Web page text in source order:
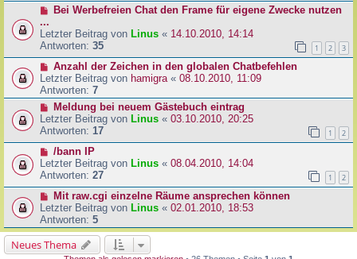
Bei Werbefreien Chat den Frame für eigene Zwecke nutzen
...
Letzter Beitrag von Linus « 14.10.2010, 14:14
Antworten: 35 1 2 3
Anzahl der Zeichen in den globalen Chatbefehlen
Letzter Beitrag von hamigra « 08.10.2010, 11:09
Antworten: 7
Meldung bei neuem Gästebuch eintrag
Letzter Beitrag von Linus « 03.10.2010, 20:25
Antworten: 17 1 2
/bann IP
Letzter Beitrag von Linus « 08.04.2010, 14:04
Antworten: 27 1 2
Mit raw.cgi einzelne Räume ansprechen können
Letzter Beitrag von Linus « 02.01.2010, 18:53
Antworten: 5
Neues Thema